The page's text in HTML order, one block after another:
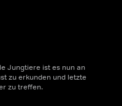
Jungtiere ist es nun an
zu erkunden und letzte
zu treffen.